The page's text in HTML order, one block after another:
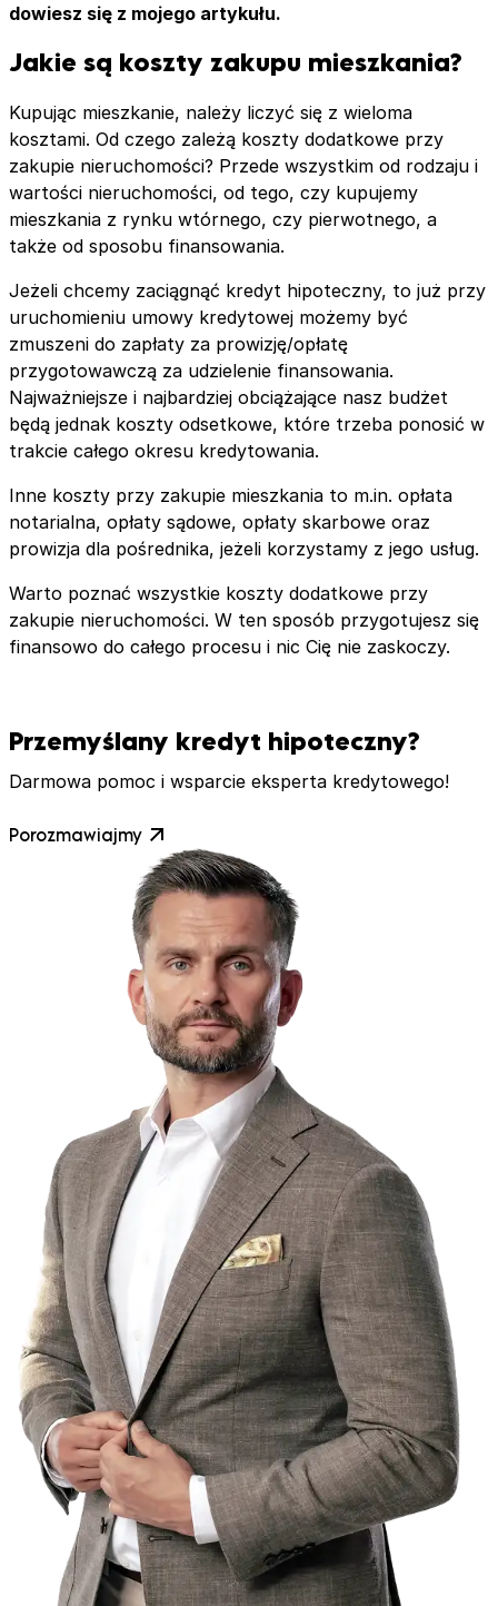
dowiesz się z mojego artykułu.
Jakie są koszty zakupu mieszkania?
Kupując mieszkanie, należy liczyć się z wieloma
kosztami. Od czego zależą koszty dodatkowe przy
zakupie nieruchomości? Przede wszystkim od rodzaju i
wartości nieruchomości, od tego, czy kupujemy
mieszkania z rynku wtórnego, czy pierwotnego, a
także od sposobu finansowania.
Jeżeli chcemy zaciągnąć kredyt hipoteczny, to już przy
uruchomieniu umowy kredytowej możemy być
zmuszeni do zapłaty za prowizję/opłatę
przygotowawczą za udzielenie finansowania.
Najważniejsze i najbardziej obciążające nasz budżet
będą jednak koszty odsetkowe, które trzeba ponosić w
trakcie całego okresu kredytowania.
Inne koszty przy zakupie mieszkania to m.in. opłata
notarialna, opłaty sądowe, opłaty skarbowe oraz
prowizja dla pośrednika, jeżeli korzystamy z jego usług.
Warto poznać wszystkie koszty dodatkowe przy
zakupie nieruchomości. W ten sposób przygotujesz się
finansowo do całego procesu i nic Cię nie zaskoczy.
Przemyślany kredyt hipoteczny?
Darmowa pomoc i wsparcie eksperta kredytowego!
Porozmawiajmy